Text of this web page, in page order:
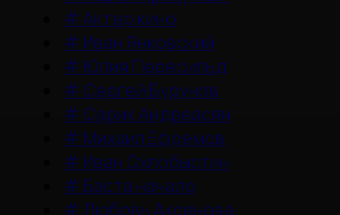
#Актер кино
# Иван Янковский
# Юлия Пересильд
# Сергей Бурунов
# Сарик Андреасян
# Михаил Ефремов
# Иван Охлобыстин
# Баста начало
#Любовь Аксенова